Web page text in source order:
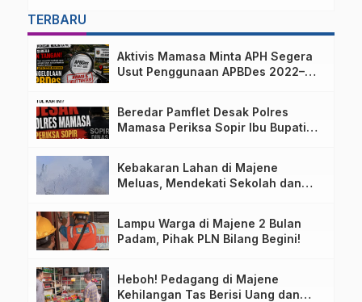
TERBARU
Aktivis Mamasa Minta APH Segera
Usut Penggunaan APBDes 2022–
Beredar Pamflet Desak Polres
Mamasa Periksa Sopir Ibu Bupati
Kebakaran Lahan di Majene
Meluas, Mendekati Sekolah dan
Lampu Warga di Majene 2 Bulan
Padam, Pihak PLN Bilang Begini!
Heboh! Pedagang di Majene
Kehilangan Tas Berisi Uang dan